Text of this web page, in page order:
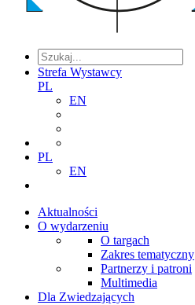
Strefa Wystawcy
PL
EN
PL
EN
Aktualności
O wydarzeniu
O targach
Zakres tematyczny
Partnerzy i patroni
Multimedia
Dla Zwiedzających